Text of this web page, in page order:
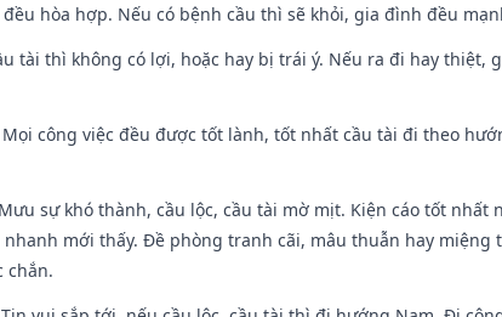
hòa hợp. Nếu có bệnh cầu thì sẽ khỏi, gia đình đều
tài thì không có lợi, hoặc hay bị trái ý. Nếu ra đi hay thiệt,
Mọi công việc đều được tốt lành, tốt nhất cầu tài đi theo
Mưu sự khó thành, cầu lộc, cầu tài mờ mịt. Kiện cáo tốt nhất
mới thấy. Đề phòng tranh cãi, mâu thuẫn hay miệng
chắn.